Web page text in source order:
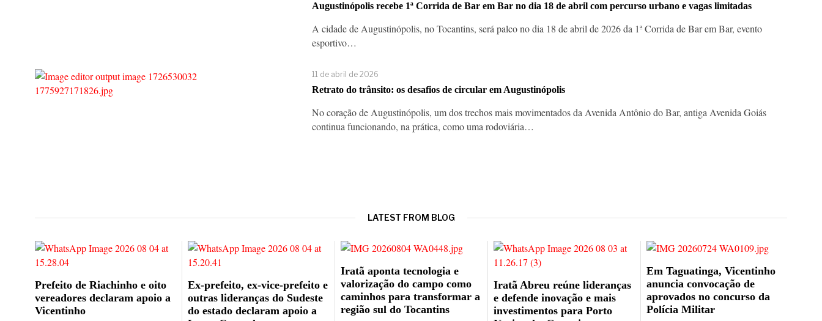
Augustinópolis recebe 1ª Corrida de Bar em Bar no dia 18 de abril com percurso urbano e vagas limitadas
A cidade de Augustinópolis, no Tocantins, será palco no dia 18 de abril de 2026 da 1ª Corrida de Bar em Bar, evento
esportivo…
11 de abril de 2026
Retrato do trânsito: os desafios de circular em Augustinópolis
No coração de Augustinópolis, um dos trechos mais movimentados da Avenida Antônio do Bar, antiga Avenida Goiás
continua funcionando, na prática, como uma rodoviária…
LATEST FROM BLOG
Prefeito de Riachinho e oito
vereadores declaram apoio a
Vicentinho
Ex-prefeito, ex-vice-prefeito e
outras lideranças do Sudeste
do estado declaram apoio a
Iratã aponta tecnologia e
valorização do campo como
caminhos para transformar a
região sul do Tocantins
Iratã Abreu reúne lideranças
e defende inovação e mais
investimentos para Porto
Em Taguatinga, Vicentinho
anuncia convocação de
aprovados no concurso da
Polícia Militar